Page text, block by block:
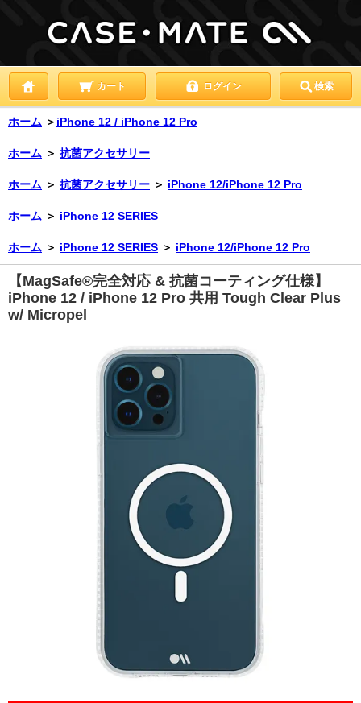
カート ログイン 検索
ホーム ＞ iPhone 12 / iPhone 12 Pro
ホーム ＞ 抗菌アクセサリー
ホーム ＞ 抗菌アクセサリー ＞ iPhone 12/iPhone 12 Pro
ホーム ＞ iPhone 12 SERIES
ホーム ＞ iPhone 12 SERIES ＞ iPhone 12/iPhone 12 Pro
【MagSafe®完全対応 & 抗菌コーティング仕様】
iPhone 12 / iPhone 12 Pro 共用 Tough Clear Plus
w/ Micropel